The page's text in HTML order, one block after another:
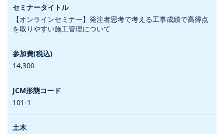
【オンラインセミナー】発注者思考で考える工事成績で高得点
を取りやすい施工管理について
14,300
101-1